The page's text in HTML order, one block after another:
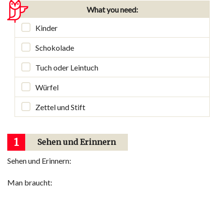
What you need:
Kinder
Schokolade
Tuch oder Leintuch
Würfel
Zettel und Stift
1 Sehen und Erinnern
Sehen und Erinnern:
Man braucht: